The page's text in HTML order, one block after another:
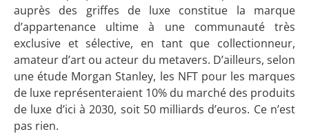
auprès des griffes de luxe constitue la marque
d’appartenance ultime à une communauté très
exclusive et sélective, en tant que collectionneur,
amateur d’art ou acteur du metavers. D’ailleurs, selon
une étude Morgan Stanley, les NFT pour les marques
de luxe représenteraient 10% du marché des produits
de luxe d’ici à 2030, soit 50 milliards d’euros. Ce n’est
pas rien.